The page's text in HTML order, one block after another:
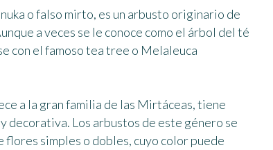
o falso mirto, es un arbusto originario de
a veces se le conoce como el árbol del té
con el famoso tea tree o Melaleuca
a la gran familia de las Mirtáceas, tiene
decorativa. Los arbustos de este género se
flores simples o dobles, cuyo color puede